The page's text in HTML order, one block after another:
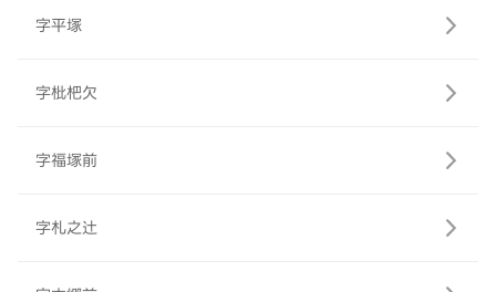
字平塚
字枇杷欠
字福塚前
字札之辻